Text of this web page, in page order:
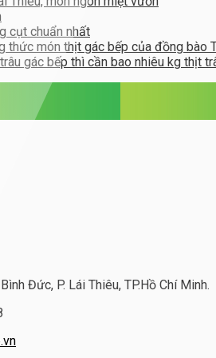
cụt chuẩn nhất
thức món thịt gác bếp của đồng bào
gác bếp thì cần bao nhiêu kg thịt
Đức, P. Lái Thiêu, TP.Hồ Chí Minh.